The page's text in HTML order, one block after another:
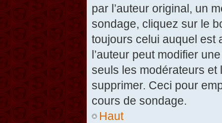
par l’auteur original, un
sondage, cliquez sur le
toujours celui auquel est
l’auteur peut modifier
seuls les modérateurs et
supprimer. Ceci pour
cours de sondage.
Haut